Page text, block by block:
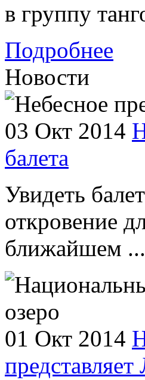
в группу
Подробнее
Новости
03 Окт 2014
балета
Увидеть
откровение
ближайшем ...
01 Окт 2014